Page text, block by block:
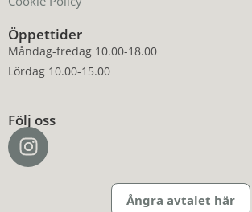
Öppettider
Måndag-fredag 10.00-18.00
Lördag 10.00-15.00
Följ oss
Ångra avtalet här